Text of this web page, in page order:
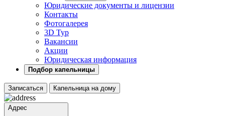
Юридические документы и лицензии
Контакты
Фотогалерея
3D Тур
Вакансии
Акции
Юридическая информация
Подбор капельницы
Записаться Капельница на дому
Адрес